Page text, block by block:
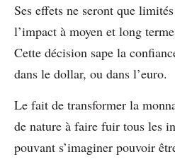
Ses effets ne seront que
l’impact à moyen et long
Cette décision sape la
dans le dollar, ou dans l’euro.
Le fait de transformer la
de nature à faire fuir tous les
pouvant s’imaginer pouvoir